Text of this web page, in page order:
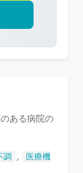
ある病院の
調 ,
医療機